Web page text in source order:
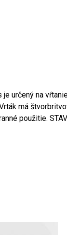
je určený na
má
použitie.